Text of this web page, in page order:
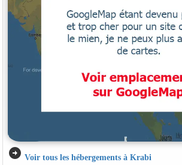
arrow_circle_right Voir tous les hébergements à Krabi